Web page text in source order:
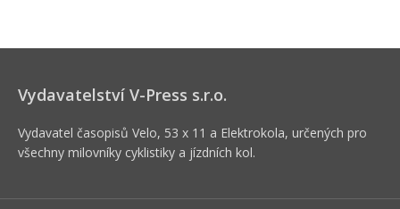
Vydavatelství V-Press s.r.o.
Vydavatel časopisů Velo, 53 x 11 a Elektrokola, určených pro
všechny milovníky cyklistiky a jízdních kol.